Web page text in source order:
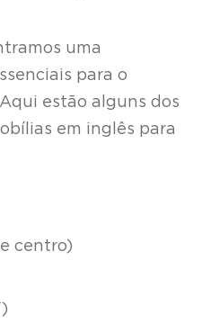
uma
para o
estão alguns dos
em inglês para
centro)